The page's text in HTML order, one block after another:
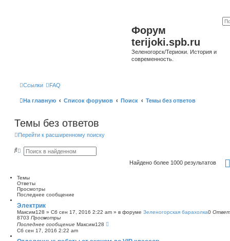
Форум
terijoki.spb.ru
Зеленогорск/Териоки. История и
современность.
Ссылки FAQ
На главную Список форумов Поиск Темы без ответов
Темы без ответов
Перейти к расширенному поиску
П Р
р
е
н
н
ы
й
п
о
и
Найдено более 1000 результатов
Темы
Ответы
Просмотры
Последнее сообщение
Электрик
Максим128 » Сб сен 17, 2016 2:22 am » в форуме Зеленогорская барахолка0
8703 Просмотры
Последнее сообщение Максим128
Сб сен 17, 2016 2:22 am